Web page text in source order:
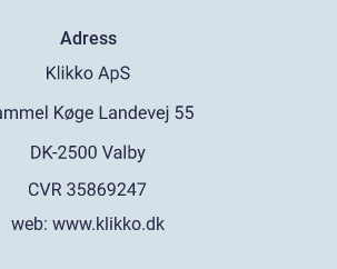
Adress
web: www.klikko.dk